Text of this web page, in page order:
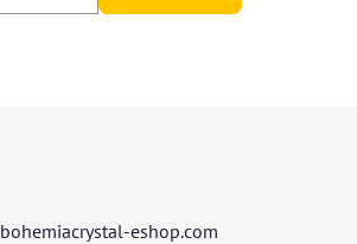
bohemiacrystal-eshop.com